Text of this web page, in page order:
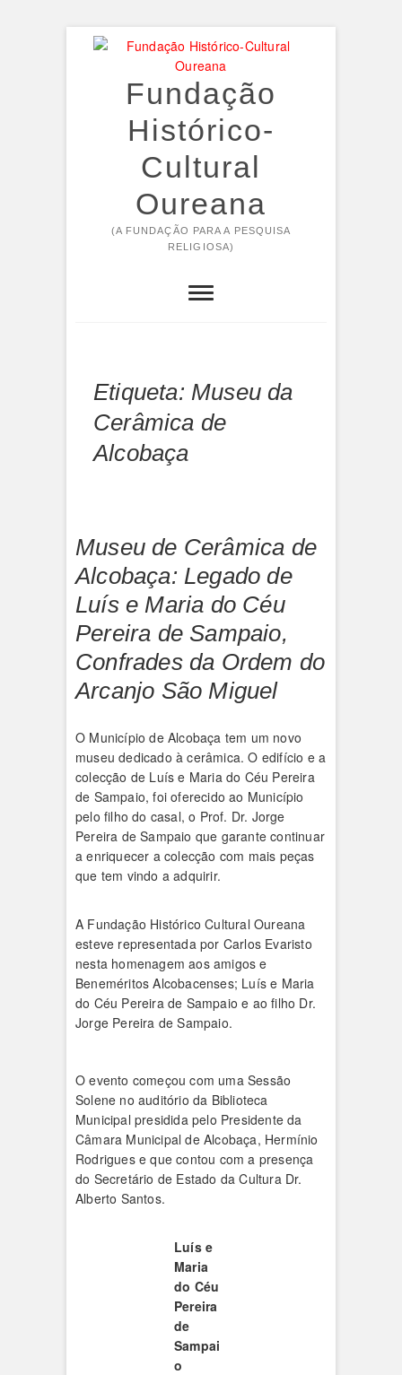
Fundação
Histórico-
Cultural
Oureana
(A FUNDAÇÃO PARA A PESQUISA
RELIGIOSA)
Etiqueta: Museu da
Cerâmica de
Alcobaça
Museu de Cerâmica de
Alcobaça: Legado de
Luís e Maria do Céu
Pereira de Sampaio,
Confrades da Ordem do
Arcanjo São Miguel
O Município de Alcobaça tem um novo
museu dedicado à cerâmica. O edifício e a
colecção de Luís e Maria do Céu Pereira
de Sampaio, foi oferecido ao Município
pelo filho do casal, o Prof. Dr. Jorge
Pereira de Sampaio que garante continuar
a enriquecer a colecção com mais peças
que tem vindo a adquirir.
A Fundação Histórico Cultural Oureana
esteve representada por Carlos Evaristo
nesta homenagem aos amigos e
Beneméritos Alcobacenses; Luís e Maria
do Céu Pereira de Sampaio e ao filho Dr.
Jorge Pereira de Sampaio.
O evento começou com uma Sessão
Solene no auditório da Biblioteca
Municipal presidida pelo Presidente da
Câmara Municipal de Alcobaça, Hermínio
Rodrigues e que contou com a presença
do Secretário de Estado da Cultura Dr.
Alberto Santos.
Luís e
Maria
do Céu
Pereira
de
Sampai
o